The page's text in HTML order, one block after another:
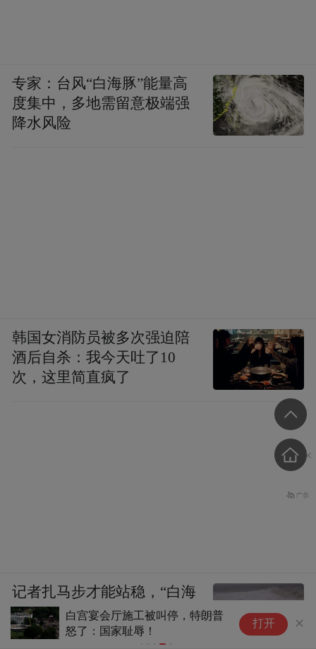
白宫宴会厅施工被叫停，特朗普
怒了：国家耻辱！
打开
专家：台风“白海豚”能量高
度集中，多地需留意极端强
降水风险
韩国女消防员被多次强迫陪
酒后自杀：我今天吐了10
次，这里简直疯了
记者扎马步才能站稳，“白海
豚”逼近浙江舟山，沿海已掀
起大浪